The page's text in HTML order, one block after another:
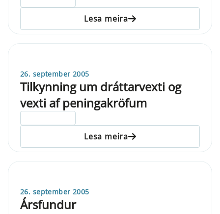
Lesa meira
26. september 2005
Tilkynning um dráttarvexti og
vexti af peningakröfum
Lesa meira
26. september 2005
Ársfundur